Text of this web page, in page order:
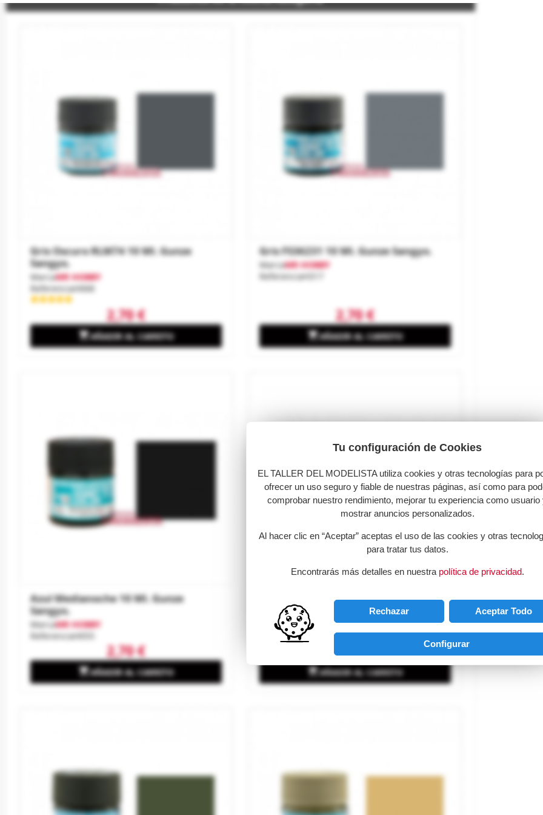
Gris Oscuro RLM74 10 Ml. Gunze
Sangyo.
MarcaMR HOBBY
ReferenciaH068
2,70 €
AÑADIR AL CARRITO
Gris FS36231 10 Ml. Gunze Sangyo.
MarcaMR HOBBY
ReferenciaH317
2,70 €
AÑADIR AL CARRITO
Azul Medianoche 10 Ml. Gunze
Sangyo.
MarcaMR HOBBY
ReferenciaH055
2,70 €
AÑADIR AL CARRITO
Verde IJA 10 Ml. Gunze Sangyo.
MarcaMR HOBBY
ReferenciaH060
2,70 €
AÑADIR AL CARRITO
Tu configuración de Cookies
EL TALLER DEL MODELISTA utiliza cookies y otras tecnologías para
ofrecer un uso seguro y fiable de nuestras páginas, así como para
comprobar nuestro rendimiento, mejorar tu experiencia como usuario
mostrar anuncios personalizados.
Al hacer clic en “Aceptar” aceptas el uso de las cookies y otras
para tratar tus datos.
Encontrarás más detalles en nuestra política de privacidad.
Aceptar Todo
Configurar
Rechazar